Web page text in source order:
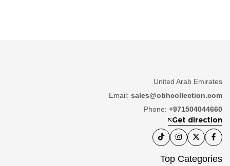
United Arab Emirates
Email: sales@obhcollection.com
Phone: +971504044660
Get direction
Top Categories